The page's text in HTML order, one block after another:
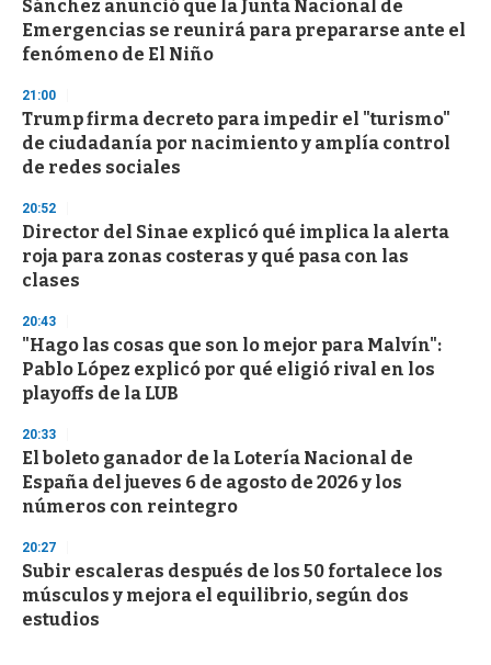
Sánchez anunció que la Junta Nacional de
Emergencias se reunirá para prepararse ante el
fenómeno de El Niño
21:00
Trump firma decreto para impedir el "turismo"
de ciudadanía por nacimiento y amplía control
de redes sociales
20:52
Director del Sinae explicó qué implica la alerta
roja para zonas costeras y qué pasa con las
clases
20:43
"Hago las cosas que son lo mejor para Malvín":
Pablo López explicó por qué eligió rival en los
playoffs de la LUB
20:33
El boleto ganador de la Lotería Nacional de
España del jueves 6 de agosto de 2026 y los
números con reintegro
20:27
Subir escaleras después de los 50 fortalece los
músculos y mejora el equilibrio, según dos
estudios